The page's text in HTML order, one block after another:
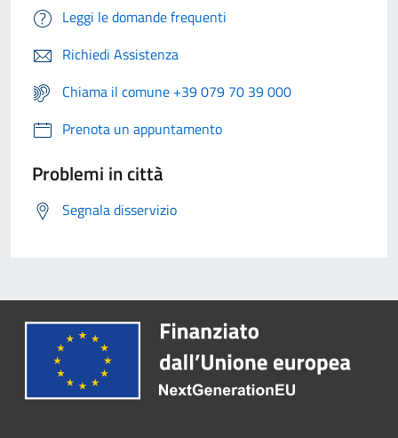
Leggi le domande frequenti
Richiedi Assistenza
Chiama il comune +39 079 70 39 000
Prenota un appuntamento
Problemi in città
Segnala disservizio